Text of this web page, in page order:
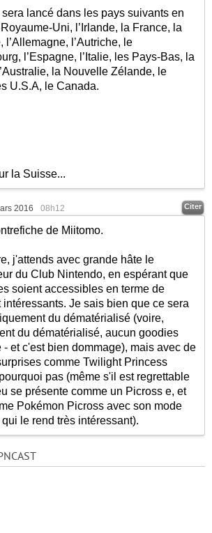
lancé dans les pays suivants en
Uni, l’Irlande, la France, la
l’Allemagne, l’Autriche, le
l’Espagne, l’Italie, les Pays-Bas, la
la Nouvelle Zélande, le
U.S.A, le Canada.
la Suisse...
2016 08h12 Citer
de Miitomo.
j'attends avec grande hâte le
du Club Nintendo, en espérant que
soient accessibles en terme de
intéressants. Je sais bien que ce sera
du dématérialisé (voire,
du dématérialisé, aucun goodies
- et c'est bien dommage), mais avec de
comme Twilight Princess
pas (même s'il est regrettable
se présente comme un Picross e, et
Pokémon Picross avec son mode
le rend très intéressant).